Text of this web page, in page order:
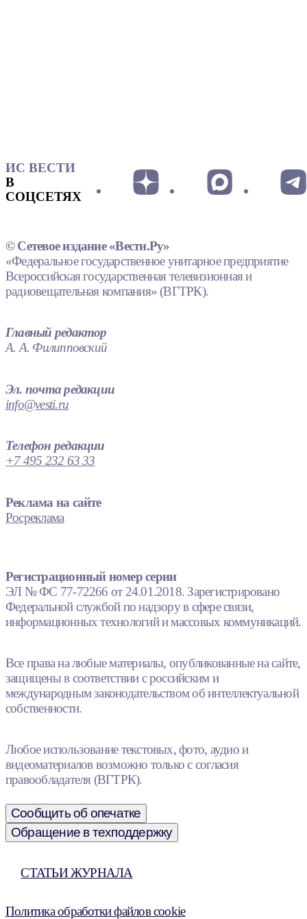
ИС ВЕСТИ
В
СОЦСЕТЯХ
© Сетевое издание «Вести.Ру»
«Федеральное государственное унитарное предприятие
Всероссийская государственная телевизионная и
радиовещательная компания» (ВГТРК).
Главный редактор
А. А. Филипповский
Эл. почта редакции
info@vesti.ru
Телефон редакции
+7 495 232 63 33
Реклама на сайте
Росреклама
Регистрационный номер серии
ЭЛ № ФС 77-72266 от 24.01.2018. Зарегистрировано
Федеральной службой по надзору в сфере связи,
информационных технологий и массовых коммуникаций.
Все права на любые материалы, опубликованные на сайте,
защищены в соответствии с российским и
международным законодательством об интеллектуальной
собственности.
Любое использование текстовых, фото, аудио и
видеоматериалов возможно только с согласия
правообладателя (ВГТРК).
Сообщить об опечатке
Обращение в техподдержку
СТАТЬИ ЖУРНАЛА
Политика обработки файлов cookie